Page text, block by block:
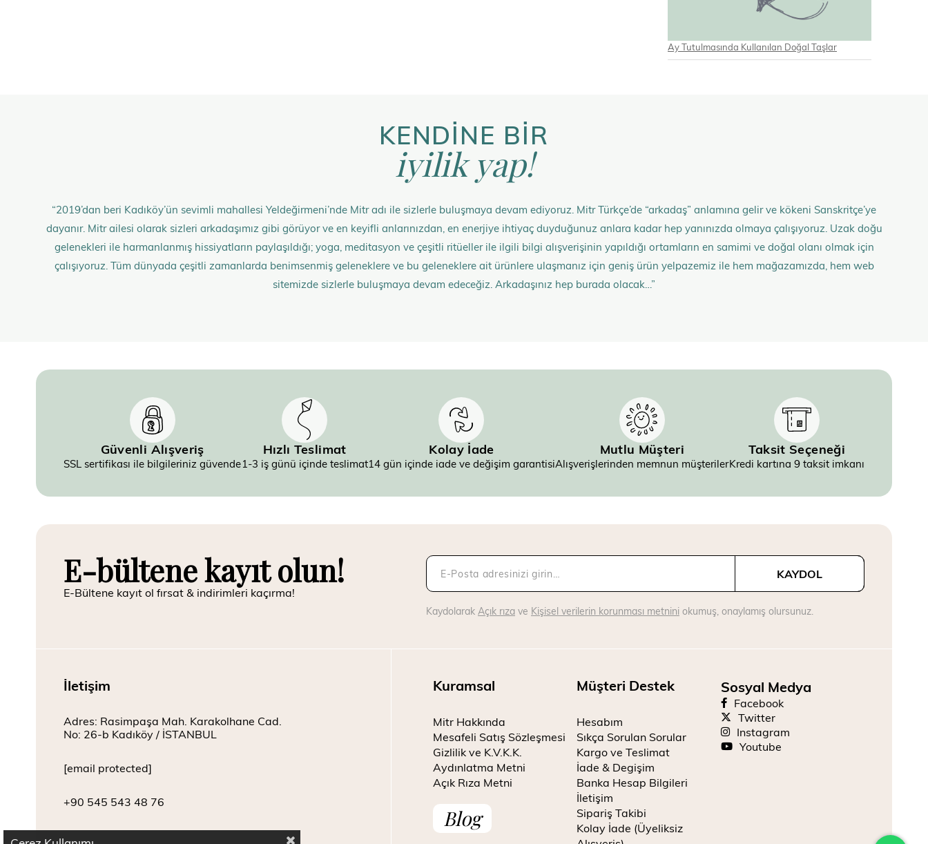
Ay Tutulmasında Kullanılan Doğal Taşlar
KENDİNE BİR
iyilik yap!
“2019’dan beri Kadıköy’ün sevimli mahallesi Yeldeğirmeni’nde Mitr adı ile sizlerle buluşmaya devam ediyoruz. Mitr Türkçe’de “arkadaş” anlamına gelir ve kökeni Sanskritçe’ye
dayanır. Mitr ailesi olarak sizleri arkadaşımız gibi görüyor ve en keyifli anlarınızdan, en enerjiye ihtiyaç duyduğunuz anlara kadar hep yanınızda olmaya çalışıyoruz. Uzak doğu
gelenekleri ile harmanlanmış hissiyatların paylaşıldığı; yoga, meditasyon ve çeşitli ritüeller ile ilgili bilgi alışverişinin yapıldığı ortamların en samimi ve doğal olanı olmak için
çalışıyoruz. Tüm dünyada çeşitli zamanlarda benimsenmiş geleneklere ve bu geleneklere ait ürünlere ulaşmanız için geniş ürün yelpazemiz ile hem mağazamızda, hem web
sitemizde sizlerle buluşmaya devam edeceğiz. Arkadaşınız hep burada olacak…”
Güvenli Alışveriş
SSL sertifikası ile bilgileriniz güvende
Hızlı Teslimat
1-3 iş günü içinde teslimat
Kolay İade
14 gün içinde iade ve değişim garantisi
Mutlu Müşteri
Alışverişlerinden memnun müşteriler
Taksit Seçeneği
Kredi kartına 9 taksit imkanı
E-bültene kayıt olun!
E-Bültene kayıt ol fırsat & indirimleri kaçırma!
KAYDOL
Kaydolarak Açık rıza ve Kişisel verilerin korunması metnini okumuş, onaylamış olursunuz.
İletişim
Adres: Rasimpaşa Mah. Karakolhane Cad.
No: 26-b Kadıköy / İSTANBUL
[email protected]
+90 545 543 48 76
Kuramsal
Mitr Hakkında
Mesafeli Satış Sözleşmesi
Gizlilik ve K.V.K.K.
Aydınlatma Metni
Açık Rıza Metni
Blog
Müşteri Destek
Hesabım
Sıkça Sorulan Sorular
Kargo ve Teslimat
İade & Degişim
Banka Hesap Bilgileri
İletişim
Sipariş Takibi
Kolay İade (Üyeliksiz
Sosyal Medya
Facebook
Twitter
Instagram
Youtube